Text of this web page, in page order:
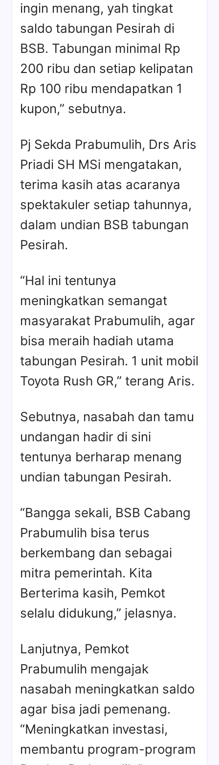
ingin menang, yah tingkat
saldo tabungan Pesirah di
BSB. Tabungan minimal Rp
200 ribu dan setiap kelipatan
Rp 100 ribu mendapatkan 1
kupon,” sebutnya.
Pj Sekda Prabumulih, Drs Aris
Priadi SH MSi mengatakan,
terima kasih atas acaranya
spektakuler setiap tahunnya,
dalam undian BSB tabungan
Pesirah.
“Hal ini tentunya
meningkatkan semangat
masyarakat Prabumulih, agar
bisa meraih hadiah utama
tabungan Pesirah. 1 unit mobil
Toyota Rush GR,” terang Aris.
Sebutnya, nasabah dan tamu
undangan hadir di sini
tentunya berharap menang
undian tabungan Pesirah.
“Bangga sekali, BSB Cabang
Prabumulih bisa terus
berkembang dan sebagai
mitra pemerintah. Kita
Berterima kasih, Pemkot
selalu didukung,” jelasnya.
Lanjutnya, Pemkot
Prabumulih mengajak
nasabah meningkatkan saldo
agar bisa jadi pemenang.
“Meningkatkan investasi,
membantu program-program